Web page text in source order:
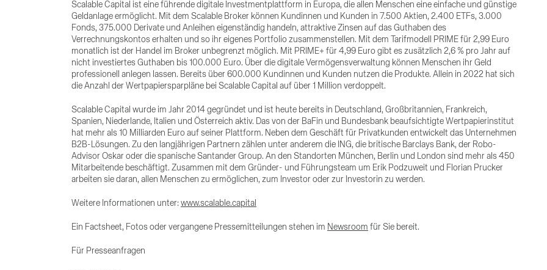
Scalable Capital ist eine führende digitale Investmentplattform in Europa, die allen Menschen eine einfache und günstige
Geldanlage ermöglicht. Mit dem Scalable Broker können Kundinnen und Kunden in 7.500 Aktien, 2.400 ETFs, 3.000
Fonds, 375.000 Derivate und Anleihen eigenständig handeln, attraktive Zinsen auf das Guthaben des
Verrechnungskontos erhalten und so ihr eigenes Portfolio zusammenstellen. Mit dem Tarifmodell PRIME für 2,99 Euro
monatlich ist der Handel im Broker unbegrenzt möglich. Mit PRIME+ für 4,99 Euro gibt es zusätzlich 2,6 % pro Jahr auf
nicht investiertes Guthaben bis 100.000 Euro. Über die digitale Vermögensverwaltung können Menschen ihr Geld
professionell anlegen lassen. Bereits über 600.000 Kundinnen und Kunden nutzen die Produkte. Allein in 2022 hat sich
die Anzahl der Wertpapiersparpläne bei Scalable Capital auf über 1 Million verdoppelt.
Scalable Capital wurde im Jahr 2014 gegründet und ist heute bereits in Deutschland, Großbritannien, Frankreich,
Spanien, Niederlande, Italien und Österreich aktiv. Das von der BaFin und Bundesbank beaufsichtigte Wertpapierinstitut
hat mehr als 10 Milliarden Euro auf seiner Plattform. Neben dem Geschäft für Privatkunden entwickelt das Unternehmen
B2B-Lösungen. Zu den langjährigen Partnern zählen unter anderem die ING, die britische Barclays Bank, der Robo-
Advisor Oskar oder die spanische Santander Group. An den Standorten München, Berlin und London sind mehr als 450
Mitarbeitende beschäftigt. Zusammen mit dem Gründer- und Führungsteam um Erik Podzuweit und Florian Prucker
arbeiten sie daran, allen Menschen zu ermöglichen, zum Investor oder zur Investorin zu werden.
Weitere Informationen unter: www.scalable.capital
Ein Factsheet, Fotos oder vergangene Pressemitteilungen stehen im Newsroom für Sie bereit.
Für Presseanfragen